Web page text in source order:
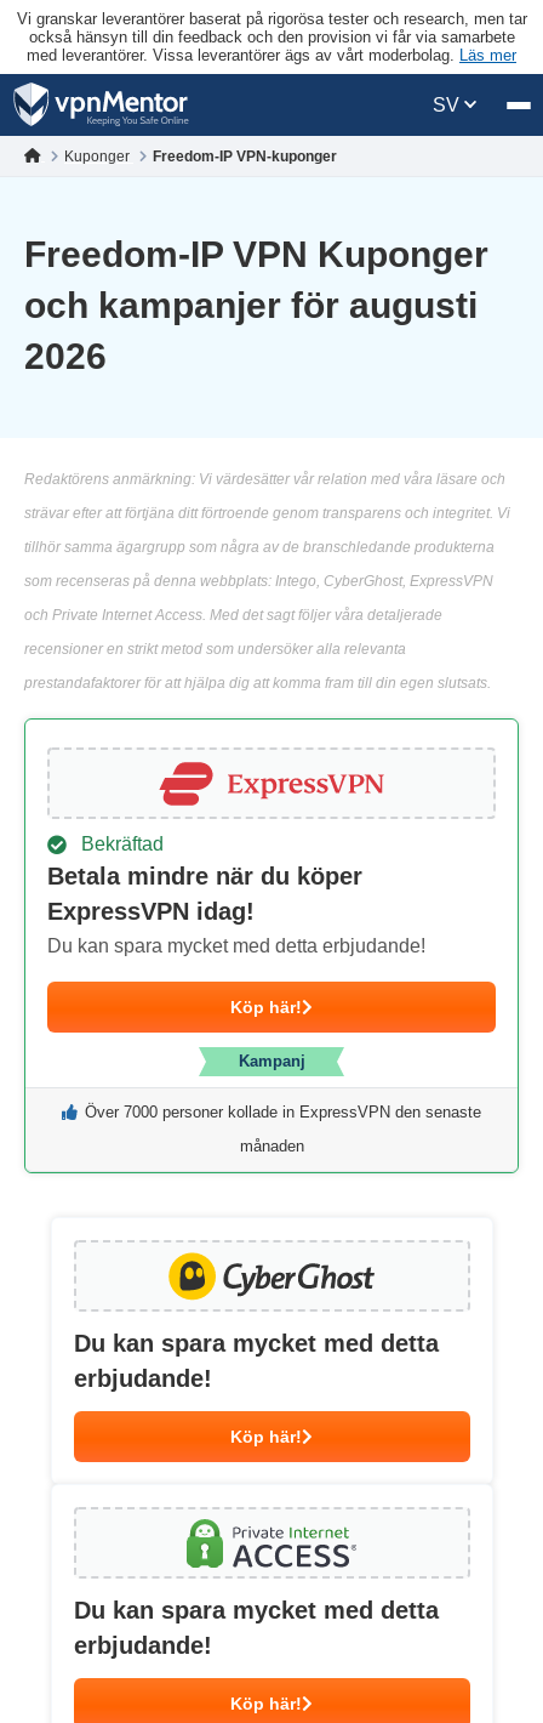
Vi granskar leverantörer baserat på rigorösa tester och research, men tar
också hänsyn till din feedback och den provision vi får via samarbete
med leverantörer. Vissa leverantörer ägs av vårt moderbolag. Läs mer
SV
Kuponger Freedom-IP VPN-kuponger
Freedom-IP VPN Kuponger
och kampanjer för augusti
2026
Redaktörens anmärkning: Vi värdesätter vår relation med våra läsare och
strävar efter att förtjäna ditt förtroende genom transparens och integritet. Vi
tillhör samma ägargrupp som några av de branschledande produkterna
som recenseras på denna webbplats: Intego, CyberGhost, ExpressVPN
och Private Internet Access. Med det sagt följer våra detaljerade
recensioner en strikt metod som undersöker alla relevanta
prestandafaktorer för att hjälpa dig att komma fram till din egen slutsats.
Bekräftad
Betala mindre när du köper
ExpressVPN idag!
Du kan spara mycket med detta erbjudande!
Köp här!
Kampanj
Över 7000 personer kollade in ExpressVPN den senaste
månaden
Du kan spara mycket med detta
erbjudande!
Köp här!
Du kan spara mycket med detta
erbjudande!
Köp här!